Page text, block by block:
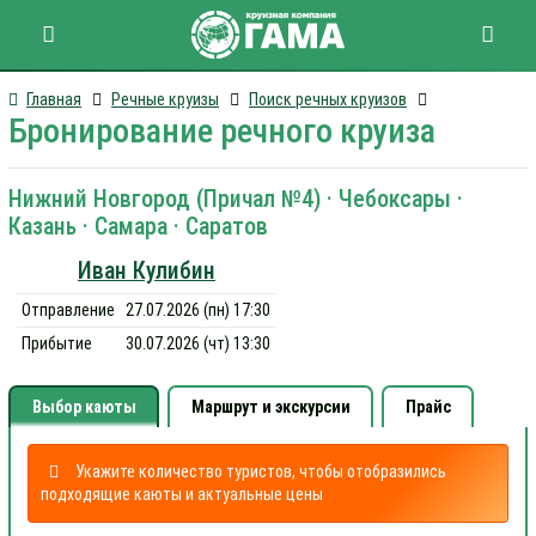
Главная Речные круизы Поиск речных круизов
Бронирование речного круиза
Нижний Новгород (Причал №4) · Чебоксары ·
Казань · Самара · Саратов
Иван Кулибин
Отправление
27.07.2026 (пн) 17:30
Прибытие
30.07.2026 (чт) 13:30
Выбор каюты Маршрут и экскурсии Прайс
Укажите количество туристов, чтобы отобразились
подходящие каюты и актуальные цены